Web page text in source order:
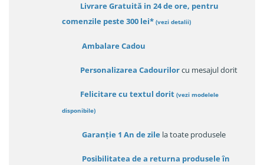
Livrare Gratuită in 24 de ore, pentru
comenzile peste 300 lei* (vezi detalii)
Ambalare Cadou
Personalizarea Cadourilorcu mesajul dorit
Felicitare cu textul dorit (vezi modelele
disponibile)
Garanție 1 An de zile la toate produsele
Posibilitatea de a returna produsele în